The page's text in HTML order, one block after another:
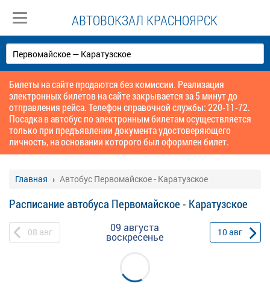
АВТОВОКЗАЛ КРАСНОЯРСК
Билеты на сайте продаются без комиссии. Реализация
электронных билетов на сайте закрывается за 5 минут до
отправления рейса. Телефон справочной службы: 220-11-72.
Посадка в автобус по электронным билетам осуществляется
только при предъявлении документа удостоверяющего
личность, на основании которого был оформлен билет.
Главная Автобус Первомайское - Каратузское
Расписание автобуса Первомайское - Каратузское
08 авг 09 августа
воскресенье 10авг